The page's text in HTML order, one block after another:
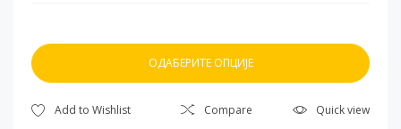
ОДАБЕРИТЕ ОПЦИЈЕ
Овај
производ
Add to Wishlist Compare Quick view